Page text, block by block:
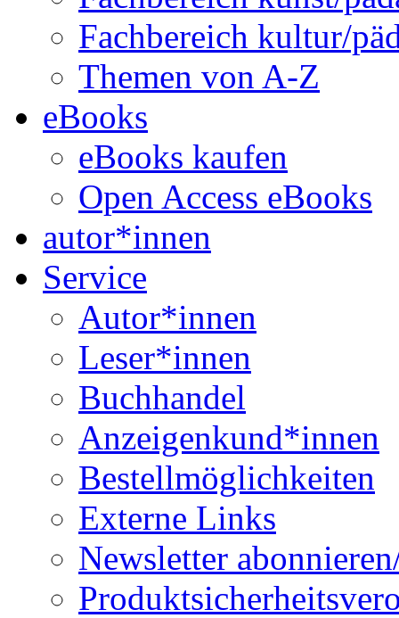
Fachbereich kultur/
Themen von A-Z
eBooks
eBooks kaufen
Open Access eBooks
autor*innen
Service
Autor*innen
Leser*innen
Buchhandel
Anzeigenkund*innen
Bestellmöglichkeiten
Externe Links
Newsletter